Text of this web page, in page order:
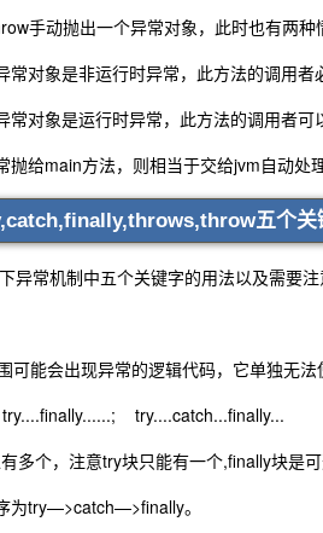
手动抛出一个异常对象，此时也有两种
是非运行时异常，此方法的调用者必
是运行时异常，此方法的调用者可以
给main方法，则相当于交给jvm自动处
常机制中五个关键字的用法以及需要注
能会出现异常的逻辑代码，它单独无法
try....catch...finally...
个，注意try块只能有一个,finally块是可
try—>catch—>finally。